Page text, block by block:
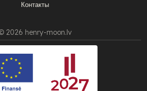
Контакты
2026 henry-moon.lv